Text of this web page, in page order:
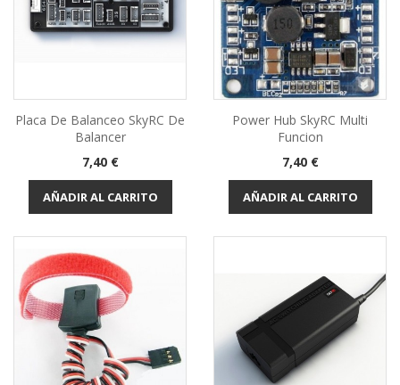
Placa De Balanceo SkyRC De
Balancer
Precio
7,40 €
AÑADIR AL CARRITO
Power Hub SkyRC Multi
Funcion
Precio
7,40 €
AÑADIR AL CARRITO